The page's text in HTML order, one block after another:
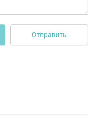
Отправить